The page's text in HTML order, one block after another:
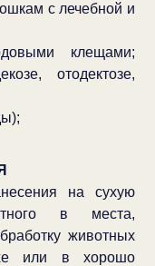
с лечебной и
клещами;
отодектозе,
на сухую
в места,
животных
или в хорошо